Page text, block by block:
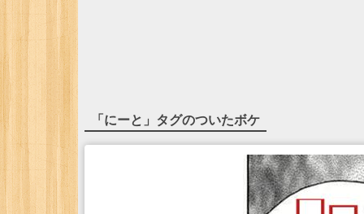
「にーと 」タグのついたボケ